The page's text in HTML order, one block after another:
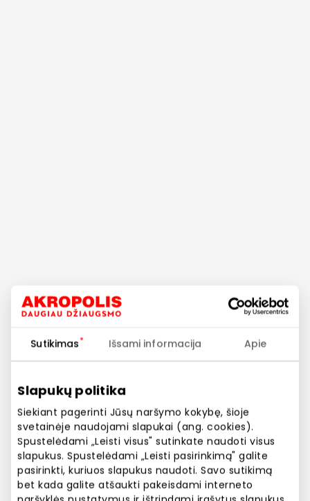
Sutikimas Išsami informacija Apie
Slapukų politika
Siekiant pagerinti Jūsų naršymo kokybę, šioje
svetainėje naudojami slapukai (ang. cookies).
Spustelėdami „Leisti visus" sutinkate naudoti visus
slapukus. Spustelėdami „Leisti pasirinkimą" galite
pasirinkti, kuriuos slapukus naudoti. Savo sutikimą
bet kada galite atšaukti pakeisdami interneto
Restoranai
Pasaulio virtuvės po